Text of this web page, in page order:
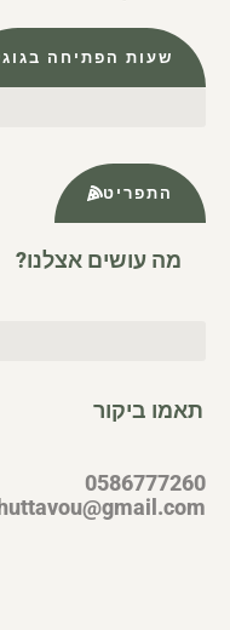
שעות הפתיחה
התפריט
מה עושים אצלנו?
תאמו ביקור
0586777260